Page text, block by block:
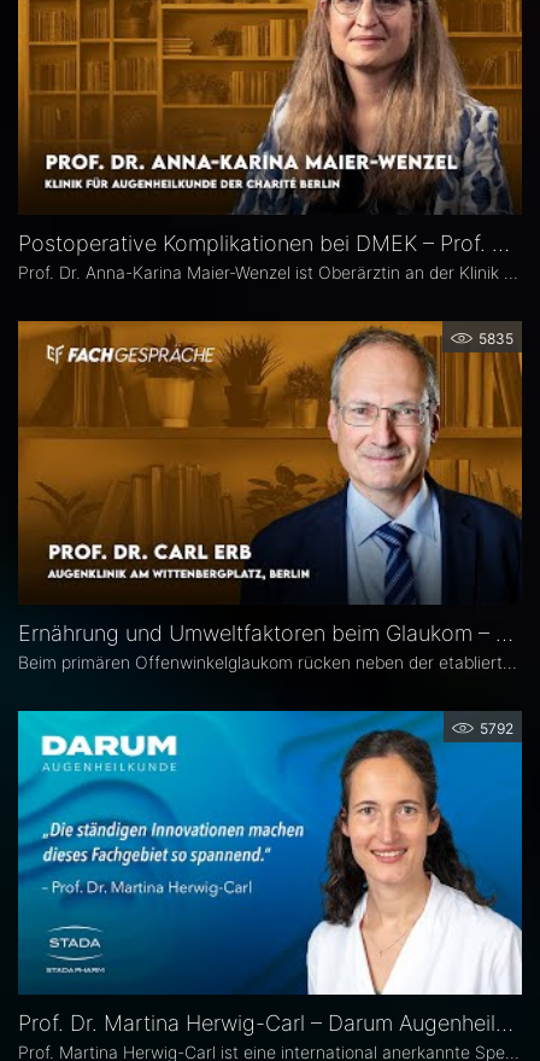
Postoperative Komplikationen bei DMEK – Prof. Dr. Anna-Karina Maier-Wenzel
5835
Ernährung und Umweltfaktoren beim Glaukom – Prof. Dr. Carl Erb
5792
Prof. Dr. Martina Herwig-Carl – Darum Augenheilkunde